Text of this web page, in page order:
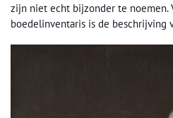
zijn niet echt bijzonder te noemen.
boedelinventaris is de beschrijving